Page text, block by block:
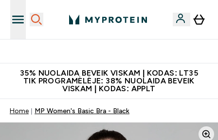
35% NUOLAIDA BEVEIK VISKAM | KODAS: LT35
TIK PROGRAMĖLĖJE: 38% NUOLAIDA BEVEIK
VISKAM | KODAS: APPLT
Home MP Women's Basic Bra - Black